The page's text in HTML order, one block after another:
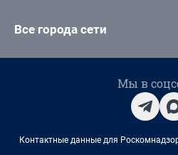
Все города сети
Мы в
Контактные данные для